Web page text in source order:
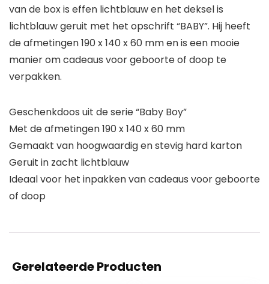
van de box is effen lichtblauw en het deksel is
lichtblauw geruit met het opschrift “BABY”. Hij heeft
de afmetingen 190 x 140 x 60 mm en is een mooie
manier om cadeaus voor geboorte of doop te
verpakken.
Geschenkdoos uit de serie “Baby Boy”
Met de afmetingen 190 x 140 x 60 mm
Gemaakt van hoogwaardig en stevig hard karton
Geruit in zacht lichtblauw
Ideaal voor het inpakken van cadeaus voor geboorte
of doop
Gerelateerde Producten